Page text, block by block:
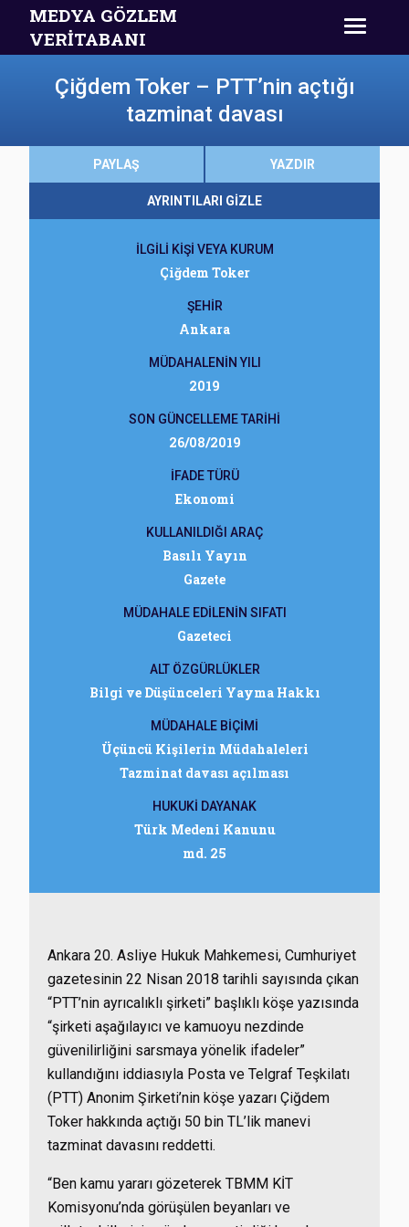
MEDYA GÖZLEM
VERİTABANI
Çiğdem Toker – PTT’nin açtığı
tazminat davası
PAYLAŞ YAZDIR
AYRINTILARI GİZLE
İLGİLİ KİŞİ VEYA KURUM
Çiğdem Toker
ŞEHİR
Ankara
MÜDAHALENİN YILI
2019
SON GÜNCELLEME TARİHİ
26/08/2019
İFADE TÜRÜ
Ekonomi
KULLANILDIĞI ARAÇ
Basılı Yayın
Gazete
MÜDAHALE EDİLENİN SIFATI
Gazeteci
ALT ÖZGÜRLÜKLER
Bilgi ve Düşünceleri Yayma Hakkı
MÜDAHALE BİÇİMİ
Üçüncü Kişilerin Müdahaleleri
Tazminat davası açılması
HUKUKİ DAYANAK
Türk Medeni Kanunu
md. 25
Ankara 20. Asliye Hukuk Mahkemesi, Cumhuriyet
gazetesinin 22 Nisan 2018 tarihli sayısında çıkan
“PTT’nin ayrıcalıklı şirketi” başlıklı köşe yazısında
“şirketi aşağılayıcı ve kamuoyu nezdinde
güvenilirliğini sarsmaya yönelik ifadeler”
kullandığını iddiasıyla Posta ve Telgraf Teşkilatı
(PTT) Anonim Şirketi’nin köşe yazarı Çiğdem
Toker hakkında açtığı 50 bin TL’lik manevi
tazminat davasını reddetti.
“Ben kamu yararı gözeterek TBMM KİT
Komisyonu’nda görüşülen beyanları ve